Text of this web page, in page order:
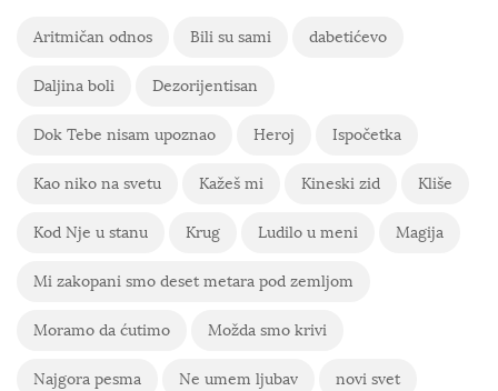
Aritmičan odnos Bili su sami dabetićevo
Daljina boli Dezorijentisan
Dok Tebe nisam upoznao Heroj Ispočetka
Kao niko na svetu Kažeš mi Kineski zid Kliše
Kod Nje u stanu Krug Ludilo u meni Magija
Mi zakopani smo deset metara pod zemljom
Moramo da ćutimo Možda smo krivi
Najgora pesma Ne umem ljubav novi svet